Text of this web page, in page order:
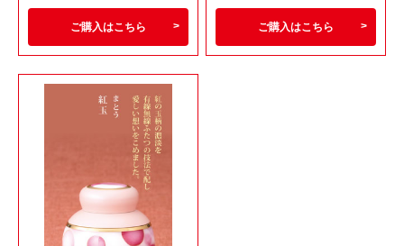
ご購入はこちら ご購入はこちら